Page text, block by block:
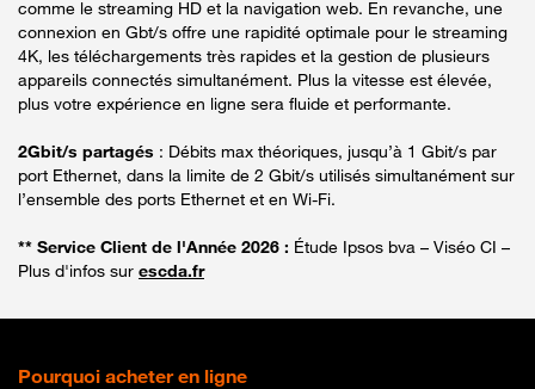
comme le streaming HD et la navigation web. En revanche, une
connexion en Gbt/s offre une rapidité optimale pour le streaming
4K, les téléchargements très rapides et la gestion de plusieurs
appareils connectés simultanément. Plus la vitesse est élevée,
plus votre expérience en ligne sera fluide et performante.
2Gbit/s partagés : Débits max théoriques, jusqu’à 1 Gbit/s par
port Ethernet, dans la limite de 2 Gbit/s utilisés simultanément sur
l’ensemble des ports Ethernet et en Wi-Fi.
** Service Client de l'Année 2026 : Étude Ipsos bva – Viséo CI –
Plus d'infos sur escda.fr
Pourquoi acheter en ligne